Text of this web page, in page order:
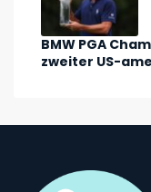
BMW PGA
zweiter US-